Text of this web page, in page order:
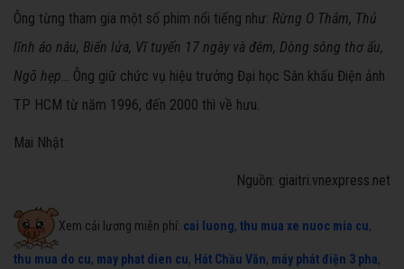
Ông từng tham gia một số phim nổi tiếng như: Rừng O Thắm, Thủ
lĩnh áo nâu, Biển lửa, Vĩ tuyến 17 ngày và đêm, Dòng sông thơ ấu,
Ngõ hẹp... Ông giữ chức vụ hiệu trưởng Đại học Sân khấu Điện ảnh
TP HCM từ năm 1996, đến 2000 thì về hưu.
Mai Nhật
Nguồn: giaitri.vnexpress.net
Xem cải lương miễn phí: cai luong, thu mua xe nuoc mia cu,
thu mua do cu, may phat dien cu, Hát Chầu Văn, máy phát điện 3 pha,